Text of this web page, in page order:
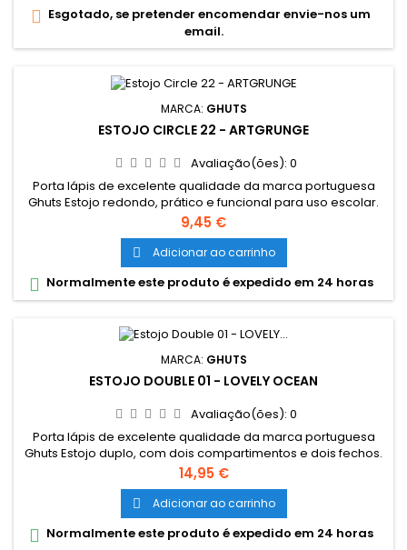
 Esgotado, se pretender encomendar envie-nos um
email.
MARCA: GHUTS
ESTOJO CIRCLE 22 - ARTGRUNGE
Avaliação(ões): 0
Porta lápis de excelente qualidade da marca portuguesa
Ghuts Estojo redondo, prático e funcional para uso escolar.
Dimensões: 22,5 x 6 x 6 cm Características: Polyester 600D;
Fecho e cursor certificados YKK
Preço
9,45 €
 Adicionar ao carrinho
 Normalmente este produto é expedido em 24 horas
MARCA: GHUTS
ESTOJO DOUBLE 01 - LOVELY OCEAN
Avaliação(ões): 0
Porta lápis de excelente qualidade da marca portuguesa
Ghuts Estojo duplo, com dois compartimentos e dois fechos.
Dimensões: 20,5 x 9,5 x 8 cm Características: Polyester 600D;
Fechos e cursor certificados YKK
Preço
14,95 €
 Adicionar ao carrinho
 Normalmente este produto é expedido em 24 horas